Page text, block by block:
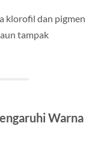
klorofil dan pigmen
tampak
Warna